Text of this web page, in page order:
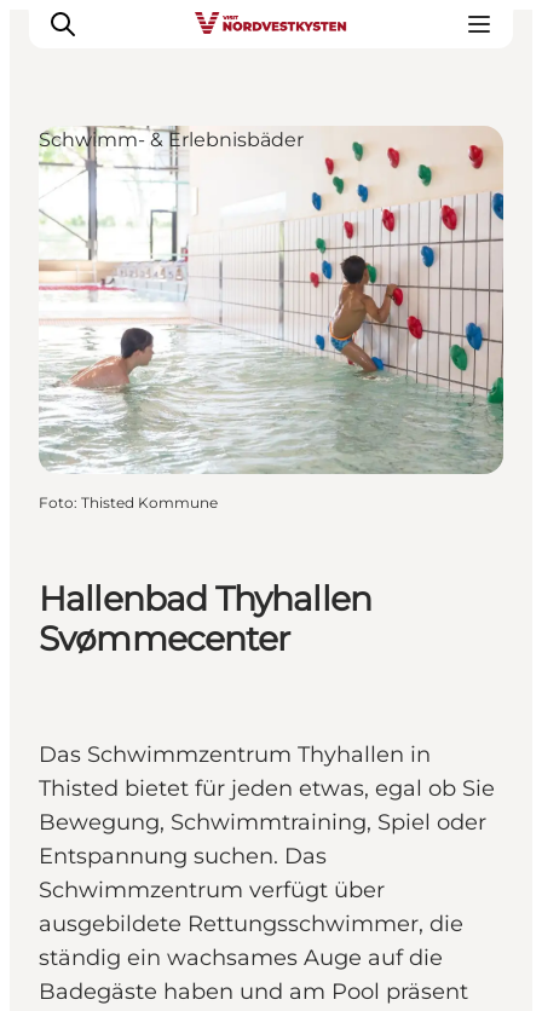
Urlaubsorte
Inspiration
Events
Unterkunft
Mach deine Urlaubsplanung
Hallenbad Thyhallen
Svømmecenter
Das Schwimmzentrum Thyhallen in
Thisted bietet für jeden etwas, egal ob Sie
Bewegung, Schwimmtraining, Spiel oder
Entspannung suchen. Das
Schwimmzentrum verfügt über
ausgebildete Rettungsschwimmer, die
ständig ein wachsames Auge auf die
Badegäste haben und am Pool präsent
Schwimm- & Erlebnisbäder
Foto: Thisted Kommune